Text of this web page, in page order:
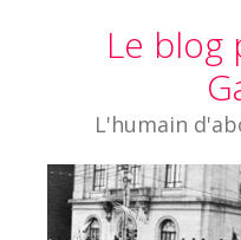
Le blog
L'humain